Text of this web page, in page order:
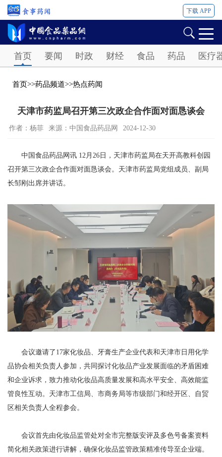
下载 APP
首页 要闻 时政 财经 食品 药品 医疗
首页>>药品频道>>热点药闻
天津市药监局召开第三次政企合作面对面恳谈会
作者：杨菲 来源：中国食品药品网 2024-12-30
中国食品药品网讯 12月26日，天津市药监局在天开高教科创园
召开第三次政企合作面对面恳谈会。天津市药监局党组成员、副局
长邹刚出席并讲话。
会议邀请了17家化妆品、牙膏生产企业代表和天津市日用化学
品协会相关负责人参加，共同探讨化妆品产业发展面临的矛盾困难
和企业诉求，致力推动化妆品高质量发展和高水平安全、高效能监
管良性互动。天津市工信局、市商务局等市级部门和经开区、自贸
区相关负责人全程参会。
会议首先由化妆品监管处对全市完整版安评及多色号备案资料
简化相关政策进行讲解，确保化妆品监管政策精准传导至企业端。